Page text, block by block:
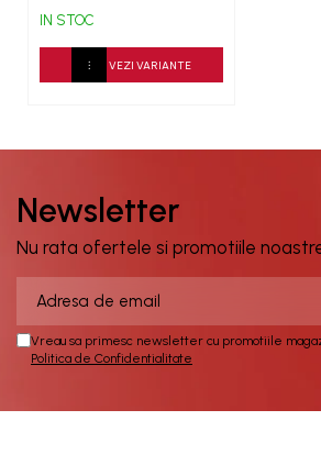
IN STOC
VEZI VARIANTE
Newsletter
Nu rata ofertele si promotiile
Vreau sa primesc newsletter cu promotiile
Politica de Confidentialitate